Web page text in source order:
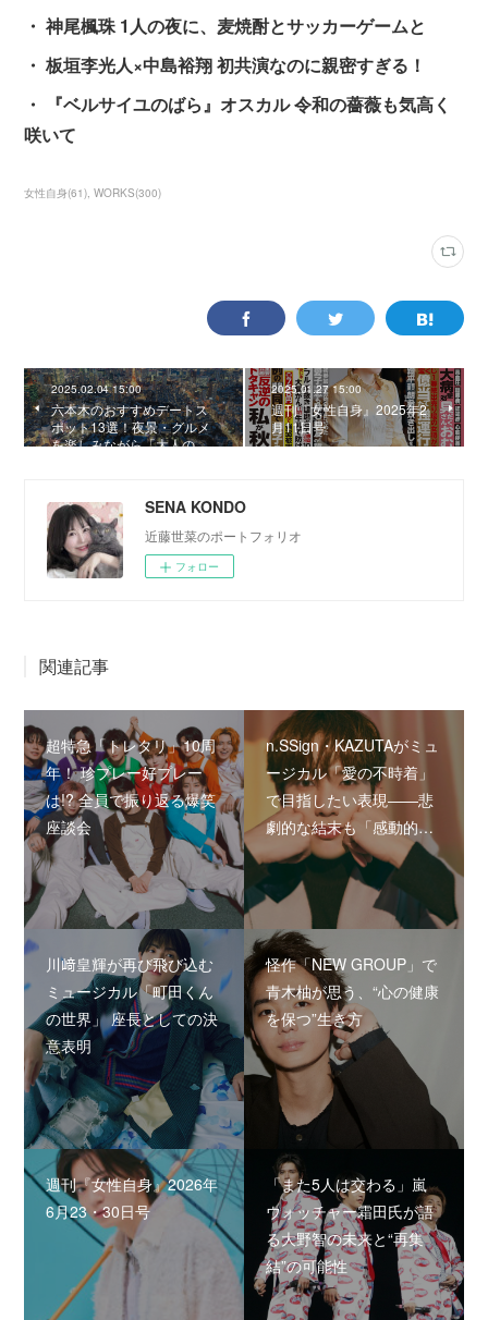
・ 神尾楓珠 1人の夜に、麦焼酎とサッカーゲームと
・ 板垣李光人×中島裕翔 初共演なのに親密すぎる！
・ 『ベルサイユのばら』オスカル 令和の薔薇も気高く
咲いて
女性自身(61) WORKS(300)
2025.02.04 15:00
六本木のおすすめデートス
ポット13選！夜景・グルメ
を楽しみながら「大人の…
2025.01.27 15:00
週刊『女性自身』2025年2
月11日号
SENA KONDO
近藤世菜のポートフォリオ
フォロー
関連記事
超特急「トレタリ」10周
年！ 珍プレー好プレー
は!? 全員で振り返る爆笑
座談会
n.SSign・KAZUTAがミュ
ージカル「愛の不時着」
で目指したい表現――悲
劇的な結末も「感動的…
川﨑皇輝が再び飛び込む
ミュージカル「町田くん
の世界」 座長としての決
意表明
怪作「NEW GROUP」で
青木柚が思う、“心の健康
を保つ”生き方
週刊『女性自身』2026年
6月23・30日号
「また5人は交わる」嵐
ウォッチャー霜田氏が語
る大野智の未来と“再集
結”の可能性